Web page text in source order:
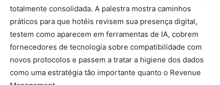
totalmente consolidada. A palestra mostra caminhos
práticos para que hotéis revisem sua presença digital,
testem como aparecem em ferramentas de IA, cobrem
fornecedores de tecnologia sobre compatibilidade com
novos protocolos e passem a tratar a higiene dos dados
como uma estratégia tão importante quanto o Revenue